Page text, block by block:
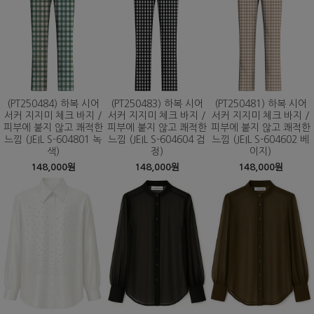
(PT250484) 하복 시어
서커 지지미 체크 바지 /
피부에 붙지 않고 쾌적한
느낌 (JEIL S-604801 녹
색)
148,000원
(PT250483) 하복 시어
서커 지지미 체크 바지 /
피부에 붙지 않고 쾌적한
느낌 (JEIL S-604604 검
정)
148,000원
(PT250481) 하복 시어
서커 지지미 체크 바지 /
피부에 붙지 않고 쾌적한
느낌 (JEIL S-604602 베
이지)
148,000원